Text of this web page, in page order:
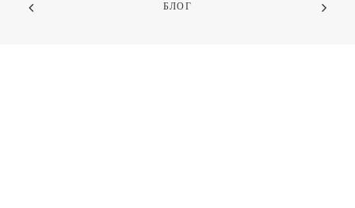
БЛОГ